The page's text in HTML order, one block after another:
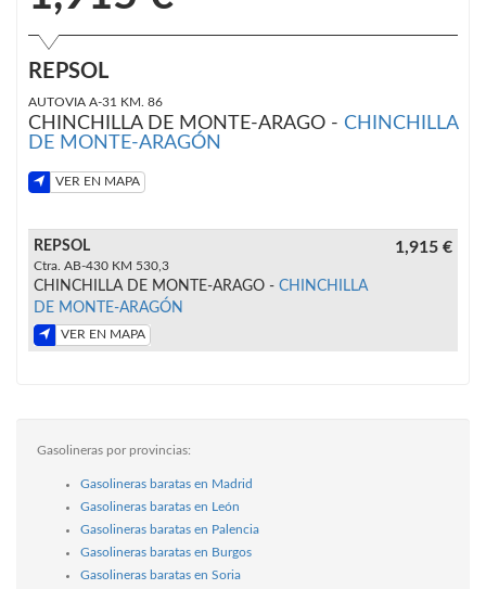
REPSOL
AUTOVIA A-31 KM. 86
CHINCHILLA DE MONTE-ARAGO - CHINCHILLA
DE MONTE-ARAGÓN
VER EN MAPA
REPSOL
Ctra. AB-430 KM 530,3
CHINCHILLA DE MONTE-ARAGO - CHINCHILLA
DE MONTE-ARAGÓN
VER EN MAPA
1,915 €
Gasolineras por provincias:
Gasolineras baratas en Madrid
Gasolineras baratas en León
Gasolineras baratas en Palencia
Gasolineras baratas en Burgos
Gasolineras baratas en Soria